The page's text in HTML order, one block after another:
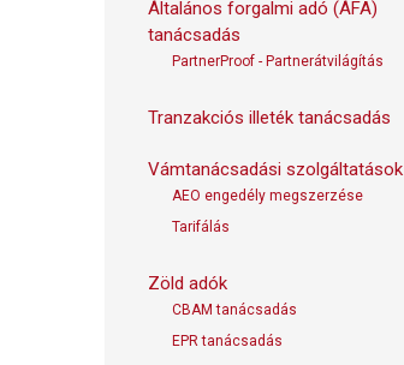
Általános forgalmi adó (ÁFA)
tanácsadás
PartnerProof - Partnerátvilágítás
Tranzakciós illeték tanácsadás
Vámtanácsadási szolgáltatások
AEO engedély megszerzése
Tarifálás
Zöld adók
CBAM tanácsadás
EPR tanácsadás